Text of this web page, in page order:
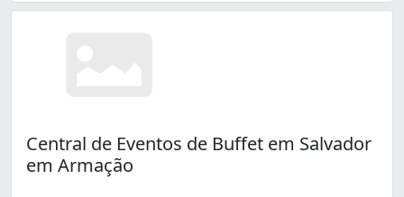
Central de Eventos de Buffet em Salvador
em Armação